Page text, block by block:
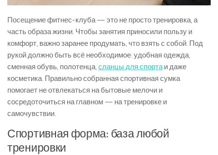
Посещение фитнес-клуба — это не просто тренировка, а
часть образа жизни. Чтобы занятия приносили пользу и
комфорт, важно заранее продумать, что взять с собой. Под
рукой должно быть всё необходимое: удобная одежда,
сменная обувь, полотенца, сланцы для спортаи даже
косметика. Правильно собранная спортивная сумка
помогает не отвлекаться на бытовые мелочи и
сосредоточиться на главном — на тренировке и
самочувствии.
Спортивная форма: база любой
тренировки